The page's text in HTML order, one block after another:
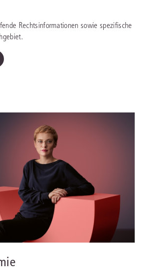
Rechtsinformationen sowie spezifische